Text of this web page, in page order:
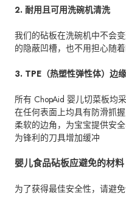
2. 耐用且可用洗碗机清洗
我们的砧板在洗碗机中不会
的隐蔽凹槽，也不用担心随
3. TPE（热塑性弹性体）边
所有 ChopAid 婴儿切菜板均
在任何表面上均具有防滑抓
柔软的边角，为宝宝提供安
为锋利的刀具增加缓冲
婴儿食品砧板应避免的材料
为了获得最佳安全性，请避免